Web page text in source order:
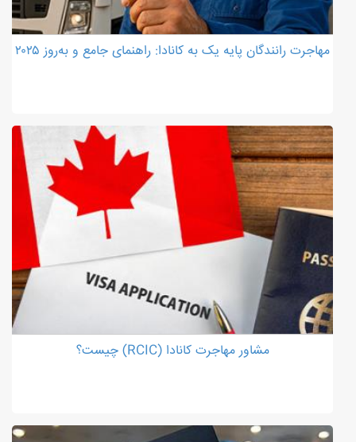
مهاجرت رانندگان پایه یک به کانادا: راهنمای جامع و به‌روز ۲۰۲۵
مشاور مهاجرت کانادا (RCIC) چیست؟